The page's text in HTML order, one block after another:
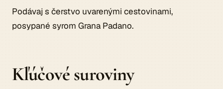
Podávaj s čerstvo uvarenými cestovinami,
posypané syrom Grana Padano.
Kľúčové suroviny